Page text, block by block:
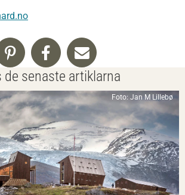
de senaste artiklarna
Foto: Jan M Lillebø